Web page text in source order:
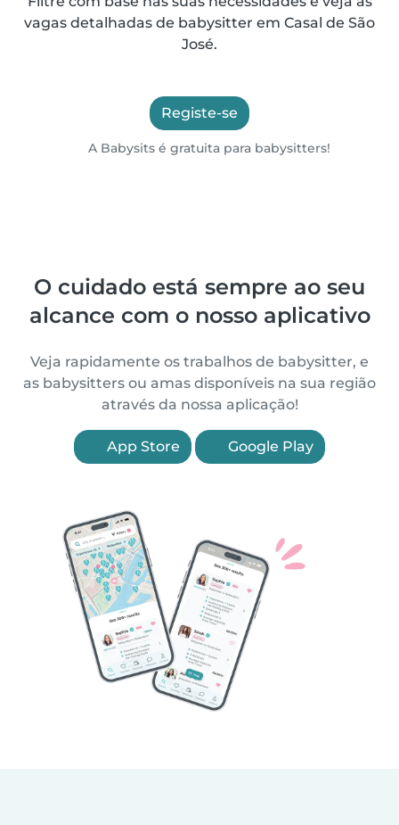
vagas detalhadas de babysitter em Casal de São
José.
Registe-se
A Babysits é gratuita para babysitters!
O cuidado está sempre ao seu
alcance com o nosso aplicativo
Veja rapidamente os trabalhos de babysitter, e
as babysitters ou amas disponíveis na sua região
através da nossa aplicação!
App Store Google Play